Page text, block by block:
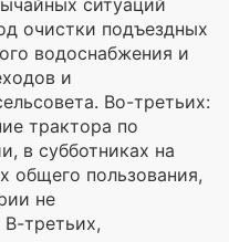
очистки подъездных
водоснабжения и
и
Во-третьих:
трактора по
в субботниках на
общего пользования,
не
третьих,